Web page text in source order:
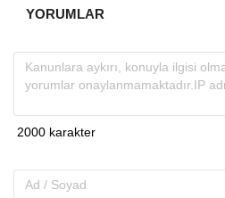
YORUMLAR